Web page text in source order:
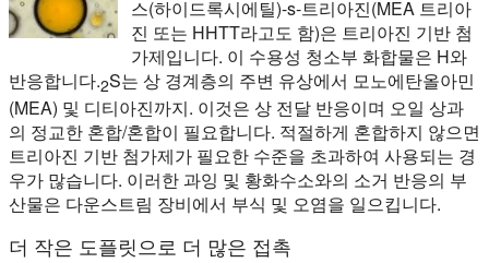
스(하이드록시에틸)-s-트리아진(MEA 트리아
진 또는 HHTT라고도 함)은 트리아진 기반 첨
가제입니다. 이 수용성 청소부 화합물은 H와
반응합니다.2S는 상 경계층의 주변 유상에서 모노에탄올아민
(MEA) 및 디티아진까지. 이것은 상 전달 반응이며 오일 상과
의 정교한 혼합/혼합이 필요합니다. 적절하게 혼합하지 않으면
트리아진 기반 첨가제가 필요한 수준을 초과하여 사용되는 경
우가 많습니다. 이러한 과잉 및 황화수소와의 소거 반응의 부
산물은 다운스트림 장비에서 부식 및 오염을 일으킵니다.
더 작은 도플릿으로 더 많은 접촉